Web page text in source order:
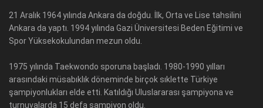
21 Aralık 1964 yılında Ankara da doğdu. İlk, Orta ve Lise tahsilini
Ankara da yaptı. 1994 yılında Gazi Üniversitesi Beden Eğitimi ve
Spor Yüksekokulundan mezun oldu.
1975 yılında Taekwondo sporuna başladı. 1980-1990 yılları
arasındaki müsabıklık döneminde birçok sıklette Türkiye
şampiyonlukları elde etti. Katıldığı Uluslararası şampiyona ve
turnuvalarda 15 defa şampiyon oldu.